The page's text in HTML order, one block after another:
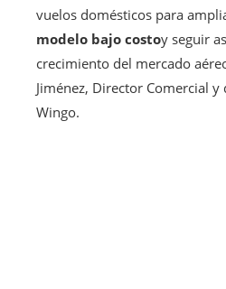
vuelos domésticos para
modelo bajo costoy seguir
crecimiento del mercado
Jiménez, Director Comercial y
Wingo.